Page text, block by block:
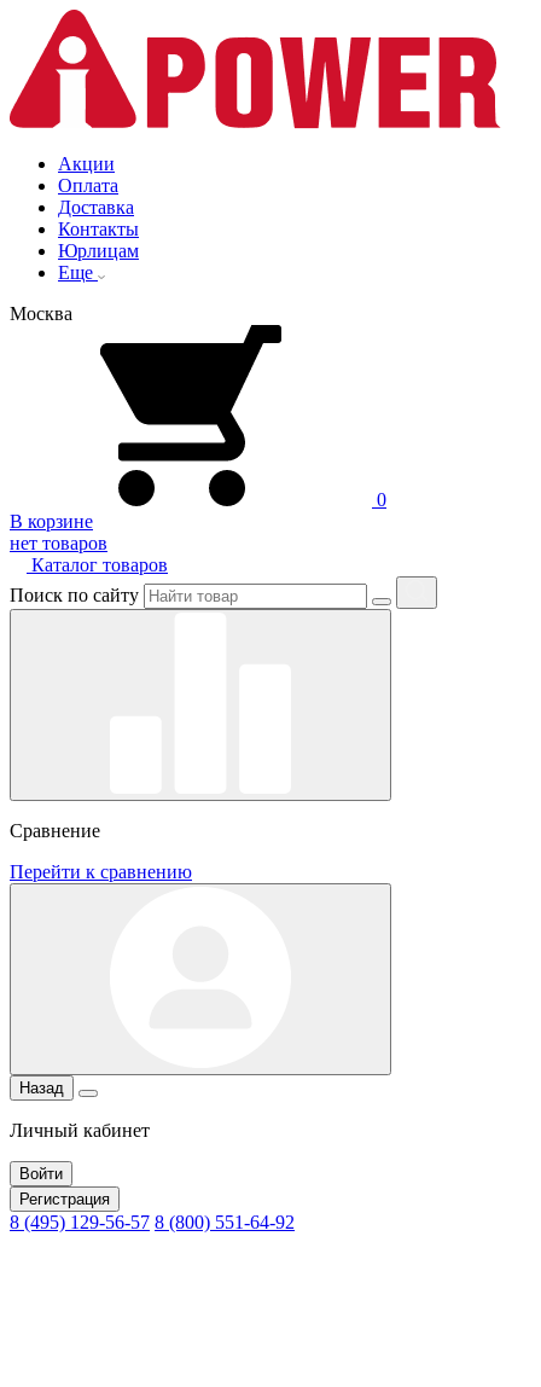
Акции
Оплата
Доставка
Контакты
Юрлицам
Еще
Москва
0
В корзине
нет товаров
Каталог товаров
Поиск по сайту
Сравнение
Перейти к сравнению
Назад
Личный кабинет
Войти
Регистрация
8 (495) 129-56-57 8 (800) 551-64-92